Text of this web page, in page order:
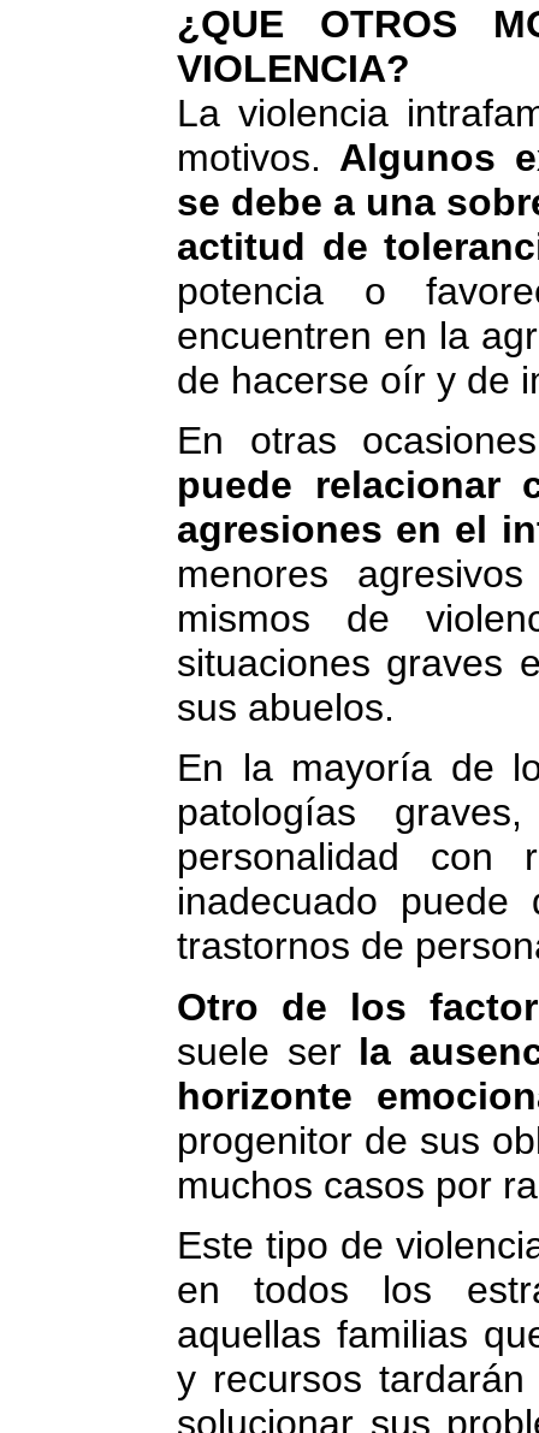
¿QUE OTROS
VIOLENCIA?
La violencia
motivos. Algunos
se debe a una
actitud de
potencia o
encuentren en la
de hacerse oír y de
En otras
puede
agresiones en el
menores
mismos de
situaciones graves
sus abuelos.
En la mayoría de
patologías
personalidad con
inadecuado
trastornos de
Otro de los
suele ser la
horizonte
progenitor de sus
muchos casos por
Este tipo de
en todos los
aquellas familias
y recursos
solucionar sus